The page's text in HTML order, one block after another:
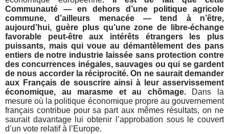
Communauté — en dehors d’une politique agricole
commune, d’ailleurs menacée — tend à n’être,
aujourd’hui, guère plus qu’une zone de libre-échange
favorable peut-être aux intérêts étrangers les plus
puissants, mais qui voue au démantèlement des pans
entiers de notre industrie laissée sans protection contre
des concurrences inégales, sauvages ou qui se gardent
de nous accorder la réciprocité. On ne saurait demander
aux Français de souscrire ainsi à leur asservissement
économique, au marasme et au chômage.Dans la
mesure où la politique économique propre au gouvernement
français contribue pour sa part aux mêmes résultats, on ne
saurait davantage lui obtenir l’approbation sous le couvert
d’un vote relatif à l’Europe.